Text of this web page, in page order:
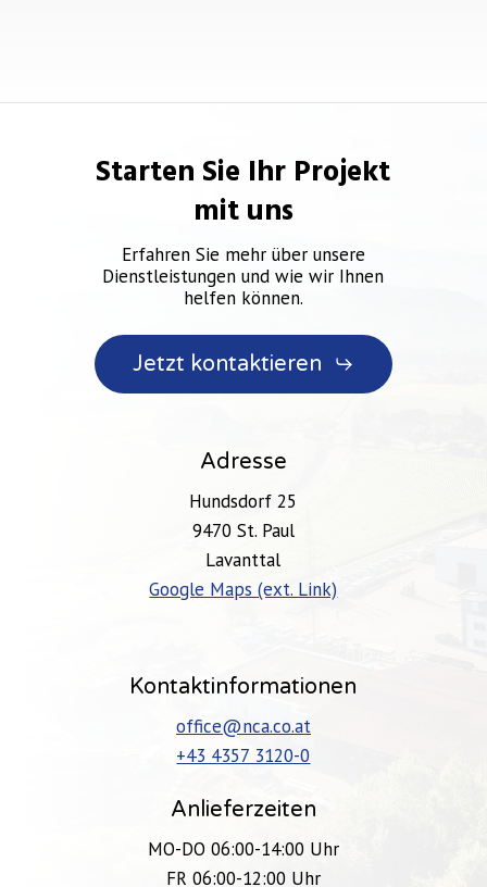
Starten Sie Ihr Projekt
mit uns
Erfahren Sie mehr über unsere
Dienstleistungen und wie wir Ihnen
helfen können.
Jetzt kontaktieren
Adresse
Hundsdorf 25
9470 St. Paul
Lavanttal
Google Maps (ext. Link)
Kontaktinformationen
office@nca.co.at
+43 4357 3120-0
Anlieferzeiten
MO-DO 06:00-14:00 Uhr
FR 06:00-12:00 Uhr